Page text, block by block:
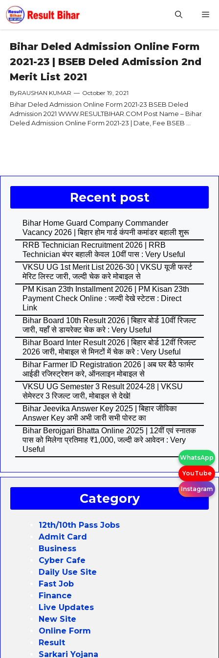
Skip
to
content
Bihar Deled Admission Online Form
2021-23 | BSEB Deled Admission 2nd
Merit List 2021
ByRAUSHAN KUMAR — October 19, 2021
Bihar Deled Admission Online Form 2021-23 BSEB Deled
Admission 2021 WWW.RESULTBIHAR.COM Post Name – Bihar
Deled Admission Online Form 2021-23 | Date, Fee BSEB ...
Recent post
Bihar Home Guard Company Commander
Vacancy 2026 | बिहार होम गार्ड कंपनी कमांडर बहाली शुरू
RRB Technician Recruitment 2026 | RRB
Technician बंपर बहाली केवल 10वीं पास : Very Useful
VKSU UG 1st Merit List 2026-30 | VKSU यूजी फर्स्ट
मेरिट लिस्ट जारी, जल्दी चेक करे मोबाइल से
PM Kisan 23th Installment 2026 | PM Kisan 23th
Payment Check Online : जल्दी देखे स्टेटस : Direct
Link
Bihar Board 10th Result 2026 | बिहार बोर्ड 10वीं रिजल्ट
जारी, यहाँ से डायरेक्ट चेक करे : Very Useful
Bihar Board Inter Result 2026 | बिहार बोर्ड 12वीं रिजल्ट
2026 जारी, मोबाइल से मिनटों में चेक करे : Very Useful
Bihar Farmer ID Registration 2026 | अब घर बैठे फार्मर
आईडी रजिस्ट्रेशन करे, ऑनलाइन मोबाइल से
VKSU UG Semester 3 Result 2024-28 | VKSU
सेमेस्टर 3 रिजल्ट जारी, मोबाइल से देखे!
Bihar Jeevika Answer Key 2025 | बिहार जीविका
Answer Key अभी अभी जारी सभी पोस्ट का
Bihar Berojgari Bhatta Online 2025 | 12वीं एवं स्नातक
पास को मिलेगा प्रतिमाह ₹1,000, जल्दी करे आवेदन : Very
Useful
Category
12th/10th Pass Jobs
Admit Card
Business
Cyber Cafe
Daily Use Site
Fast Job
Finance
Live Updates
New Site
Online Form
Result
Sarkari Yojana
WhatsApp
YouTube
Instagram